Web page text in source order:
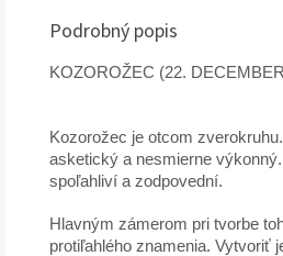
Podrobný popis
KOZOROŽEC (22.
Kozorožec je otcom
asketický a nesmierne
spoľahliví a zodpovední.
Hlavným zámerom pri tvorbe
protiľahlého znamenia. Vytvoriť